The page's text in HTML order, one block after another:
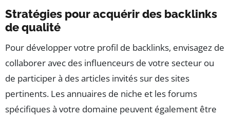
Stratégies pour acquérir des backlinks
de qualité
Pour développer votre profil de backlinks, envisagez de
collaborer avec des influenceurs de votre secteur ou
de participer à des articles invités sur des sites
pertinents. Les annuaires de niche et les forums
spécifiques à votre domaine peuvent également être